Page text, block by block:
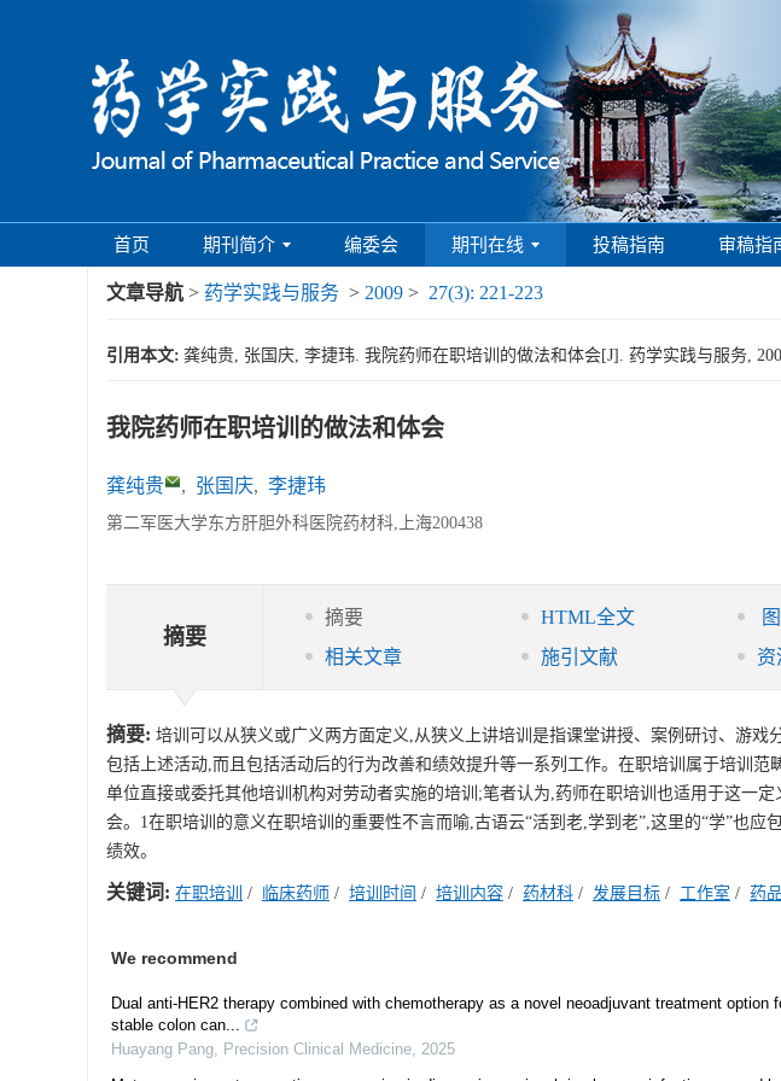
首页 期刊简介 编委会 期刊在线 投稿指南 审稿指
文章导航 > 药学实践与服务 > 2009 > 27(3): 221-223
引用本文: 龚纯贵, 张国庆, 李捷玮. 我院药师在职培训的做法和体会[J]. 药学实践与服务,
我院药师在职培训的做法和体会
龚纯贵 , 张国庆, 李捷玮
第二军医大学东方肝胆外科医院药材科,上海200438
摘要
摘要 HTML全文 图
相关文章
施引文献 资
摘要: 培训可以从狭义或广义两方面定义,从狭义上讲培训是指课堂讲授、案例研讨、游戏
包括上述活动,而且包括活动后的行为改善和绩效提升等一系列工作。在职培训属于培训
单位直接或委托其他培训机构对劳动者实施的培训;笔者认为,药师在职培训也适用于这一
会。1在职培训的意义在职培训的重要性不言而喻,古语云“活到老,学到老”,这里的“学”也
绩效。
关键词: 在职培训 / 临床药师 / 培训时间 / 培训内容 / 药材科 / 发展目标 / 工作室 / 药
We recommend
Dual anti-HER2 therapy combined with chemotherapy as a novel neoadjuvant treatment
stable colon can...
Huayang Pang, Precision Clinical Medicine, 2025